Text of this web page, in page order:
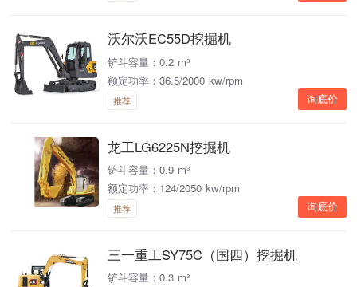
沃尔沃EC55D挖掘机
铲斗容量：0.2 m³
额定功率：36.5/2000 kw/rpm
推荐 询底价
龙工LG6225N挖掘机
铲斗容量：0.9 m³
额定功率：124/2050 kw/rpm
推荐 询底价
三一重工SY75C（国四）挖掘机
铲斗容量：0.3 m³